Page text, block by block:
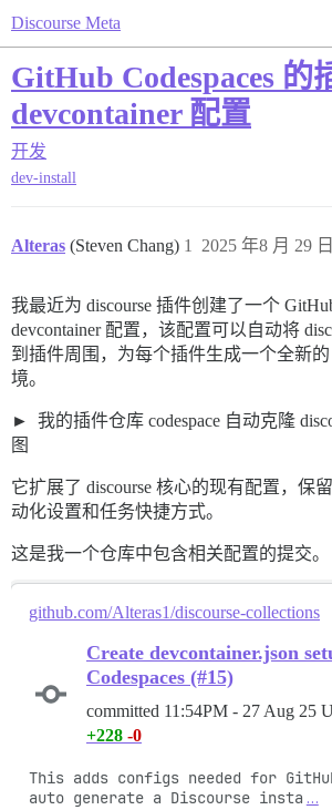
Discourse Meta
GitHub Codespaces 的
devcontainer 配置
开发
dev-install
Alteras (Steven Chang) 2025 年8 月 29
1
我最近为 discourse 插件创建了一个
devcontainer 配置，该配置可以自动将
到插件周围，为每个插件生成一个全新的
境。
我的插件仓库 codespace 自动克隆
图
它扩展了 discourse 核心的现有配置，保
动化设置和任务快捷方式。
这是我一个仓库中包含相关配置的提交。
github.com/Alteras1/discourse-collections
Create devcontainer.json
Codespaces (#15)
committed 11:54PM - 27 Aug 25
+228 -0
This adds configs needed for
auto generate a Discourse insta …